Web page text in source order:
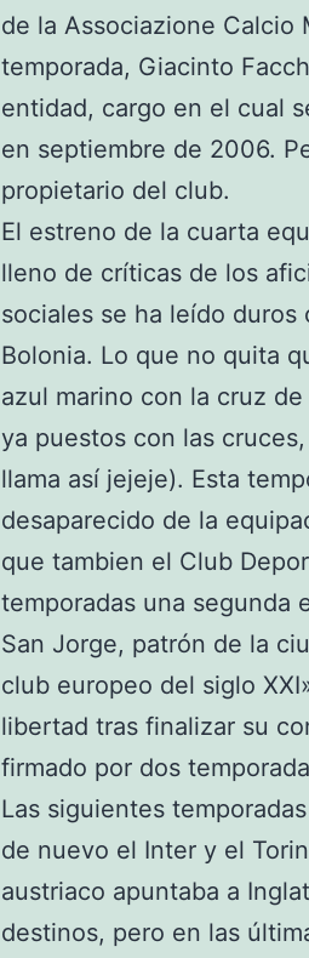
de la Associazione Calcio
temporada, Giacinto
entidad, cargo en el cual
en septiembre de 2006.
propietario del club.
El estreno de la cuarta
lleno de críticas de los
sociales se ha leído
Bolonia. Lo que no quita
azul marino con la cruz
ya puestos con las
llama así jejeje). Esta
desaparecido de la
que tambien el Club
temporadas una segunda
San Jorge, patrón de la
club europeo del siglo
libertad tras finalizar su
firmado por dos
Las siguientes
de nuevo el Inter y el
austriaco apuntaba a
destinos, pero en las